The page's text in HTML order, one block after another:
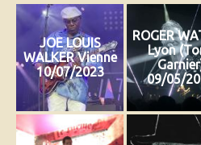
JOE LOUIS
WALKER Vienne
10/07/2023
ROGER
Lyon
09/05/